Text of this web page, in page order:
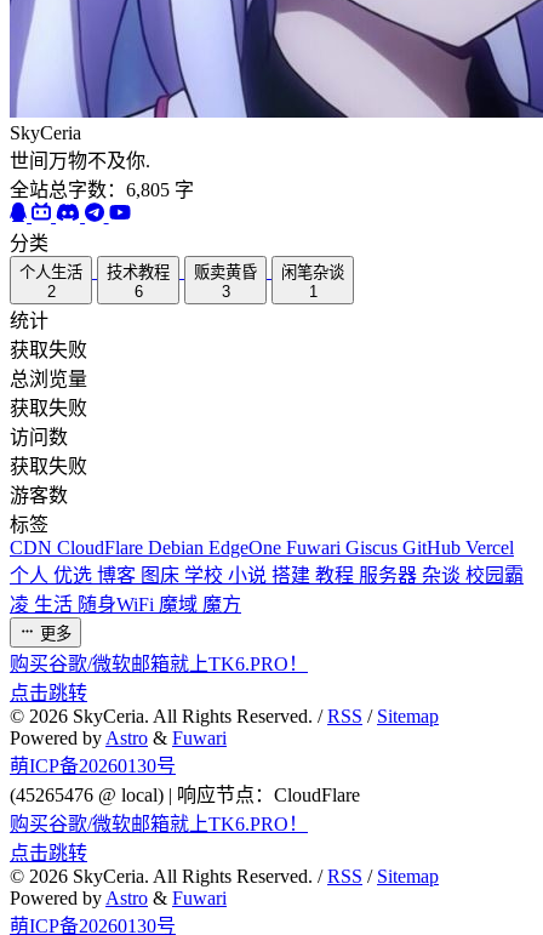
SkyCeria
世间万物不及你.
全站总字数：6,805 字
分类
个人生活
2
技术教程
6
贩卖黄昏
3
闲笔杂谈
1
统计
获取失败
总浏览量
获取失败
访问数
获取失败
游客数
标签
CDN CloudFlare Debian EdgeOne Fuwari Giscus GitHub Vercel
个人 优选 博客 图床 学校 小说 搭建 教程 服务器 杂谈 校园霸
凌 生活 随身WiFi 魔域 魔方
更多
购买谷歌/微软邮箱就上TK6.PRO！
点击跳转
© 2026 SkyCeria. All Rights Reserved. /RSS / Sitemap
Powered by Astro & Fuwari
萌ICP备20260130号
(45265476 @ local) | 响应节点：CloudFlare
购买谷歌/微软邮箱就上TK6.PRO！
点击跳转
© 2026 SkyCeria. All Rights Reserved. /RSS / Sitemap
Powered by Astro & Fuwari
萌ICP备20260130号